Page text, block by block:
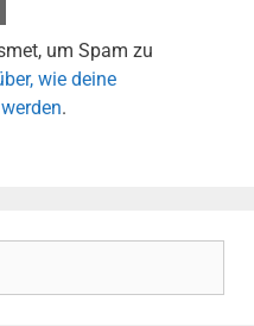
um Spam zu
wie deine
.